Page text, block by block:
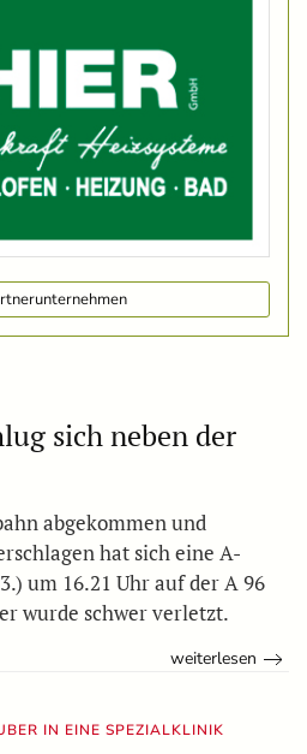
sich neben der
abgekommen und
hat sich eine A-
um 16.21 Uhr auf der A 96
wurde schwer verletzt.
weiterlesen
IN EINE SPEZIALKLINIK